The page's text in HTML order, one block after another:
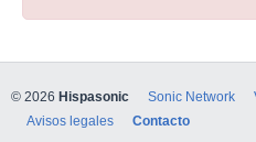
© 2026 Hispasonic Sonic Network
Avisos legales
Contacto